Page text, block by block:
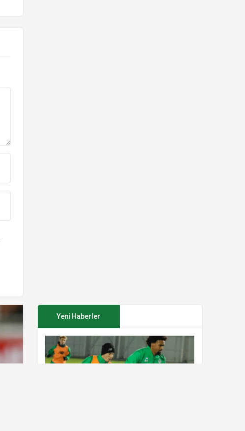
Yeni Haberler